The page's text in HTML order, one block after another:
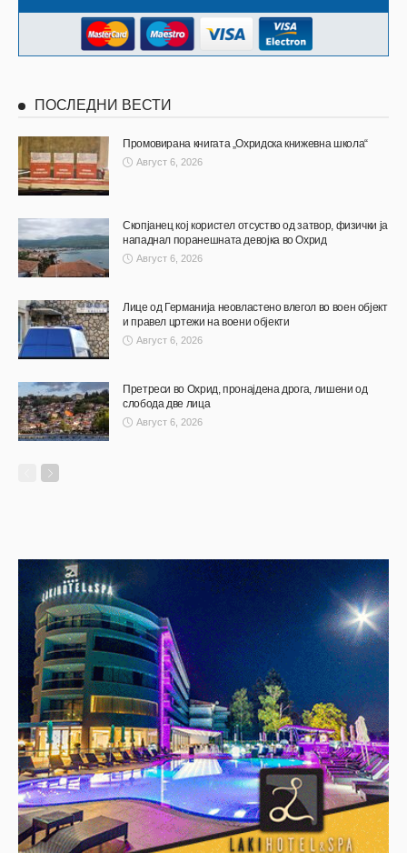
ПОСЛЕДНИ ВЕСТИ
Промовирана книгата „Охридска книжевна школа“
Август 6, 2026
Скопјанец кој користел отсуство од затвор, физички ја
нападнал поранешната девојка во Охрид
Август 6, 2026
Лице од Германија неовластено влегол во воен објект
и правел цртежи на воени објекти
Август 6, 2026
Претреси во Охрид, пронајдена дрога, лишени од
слобода две лица
Август 6, 2026